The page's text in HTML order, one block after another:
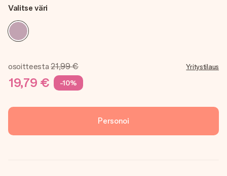
Valitse väri
osoitteesta 21,99 €
19,79 € -10%
Yritystilaus
Personoi